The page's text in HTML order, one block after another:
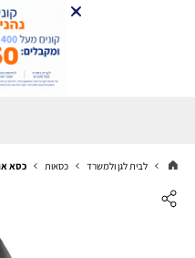
לבית לגן ולמשרד כסאות כסא